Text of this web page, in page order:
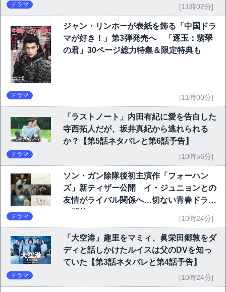
ドラマ [11時02分]
ジャン・リンホーが表紙を飾る「中国ドラ
マが好き！」第3弾発売へ 「逐玉：翡翠
の君」30ページ総力特集＆限定特典も
ドラマ [11時00分]
「ラストノート」内田有紀に愛を告白した
寺西拓人だが、坂井真紀から逃れられる
か？【第5話ネタバレと第6話予告】
ドラマ [10時56分]
ソン・ガン除隊後初主演作「フォーハン
ズ」新ティザー公開 イ・ジュニョンとの
友情がライバル関係へ…切ない青春ドラマ
に期待
ドラマ [10時24分]
「大空港」趣里をマミィ、眞栄田郷敦をダ
ディと話しかけたルイスは父のDVを知っ
ていた【第3話ネタバレと第4話予告】
ドラマ [10時24分]